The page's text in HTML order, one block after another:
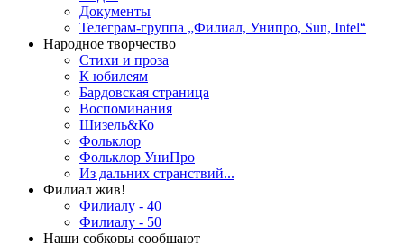
Документы
Телеграм-группа „Филиал, Унипро, Sun, Intel“
Народное творчество
Стихи и проза
К юбилеям
Бардовская страница
Воспоминания
Шизель&Ко
Фольклор
Фольклор УниПро
Из дальних странствий...
Филиал жив!
Филиалу - 40
Филиалу - 50
Наши собкоры сообщают